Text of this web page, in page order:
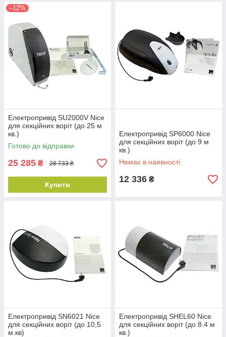
–12%
Електропривід SU2000V Nice
для секційних воріт (до 25 м
кв.)
Готово до відправки
25 285 ₴ 28 733 ₴
Купити
Електропривід SP6000 Nice
для секційних воріт (до 9 м
кв.)
Немає в наявності
12 336 ₴
Електропривід SN6021 Nice
для секційних воріт (до 10,5
м.кв)
Електропривід SHEL60 Nice
для секційних воріт (до 8.4 м
кв.)